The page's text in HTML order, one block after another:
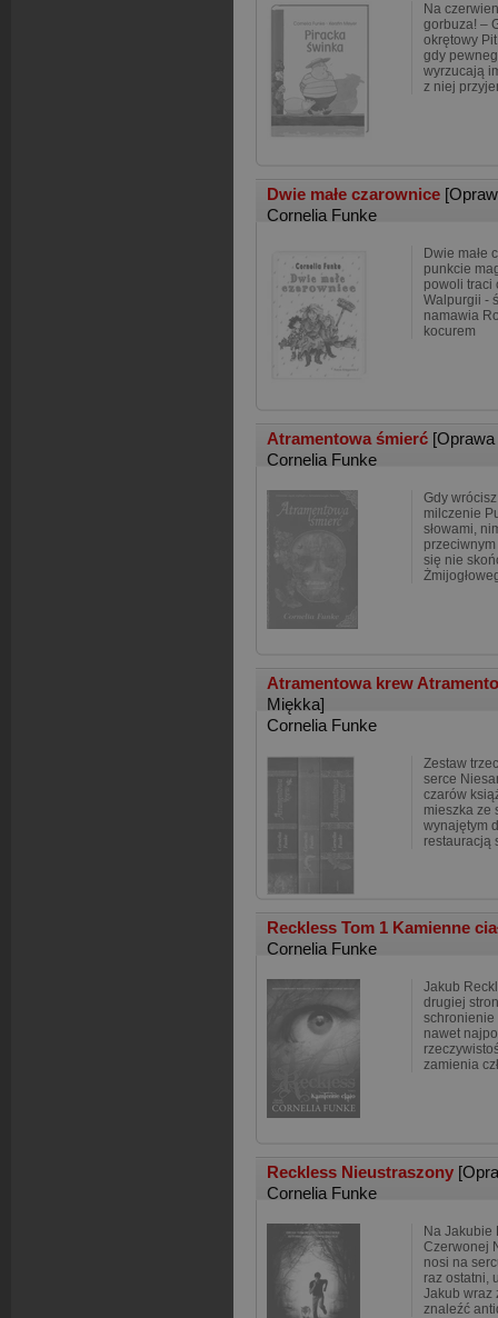
Na
gorbuza! –
okrętowy
gdy
wyrzucają
z niej
Dwie małe czarownice
Cornelia Funke
Dwie małe
punkcie
powoli traci
Walpurgii -
namawia
kocurem
Atramentowa śmierć
Cornelia Funke
Gdy
milczenie
słowami,
się nie
Atramentowa krew
Miękka]
Cornelia Funke
Zestaw
serce
czarów
mieszka ze
wynajętym
restauracją
Reckless Tom 1 Kamienne
Cornelia Funke
Jakub
drugiej
schronienie
nawet
zamienia
Reckless Nieustraszony
Cornelia Funke
Na Jakubie
Czerwonej
nosi na
raz ostatni,
Jakub wraz
znaleźć